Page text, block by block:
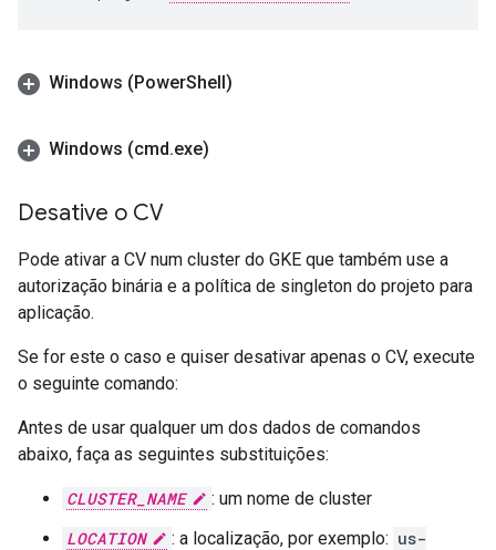
Windows (PowerShell)
Windows (cmd.exe)
Desative o CV
Pode ativar a CV num cluster do GKE que também use a
autorização binária e a política de singleton do projeto para
aplicação.
Se for este o caso e quiser desativar apenas o CV, execute
o seguinte comando:
Antes de usar qualquer um dos dados de comandos
abaixo, faça as seguintes substituições:
CLUSTER_NAME
: um nome de cluster
LOCATION
: a localização, por exemplo: us-